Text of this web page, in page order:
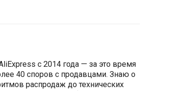
с 2014 года — за это время
40 споров с продавцами. Знаю о
распродаж до технических